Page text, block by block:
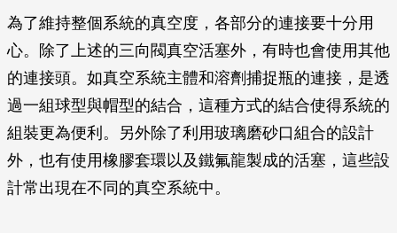
為了維持整個系統的真空度，各部分的連接要十分用
心。除了上述的三向閥真空活塞外，有時也會使用其他
的連接頭。如真空系統主體和溶劑捕捉瓶的連接，是透
過一組球型與帽型的結合，這種方式的結合使得系統的
組裝更為便利。另外除了利用玻璃磨砂口組合的設計
外，也有使用橡膠套環以及鐵氟龍製成的活塞，這些設
計常出現在不同的真空系統中。